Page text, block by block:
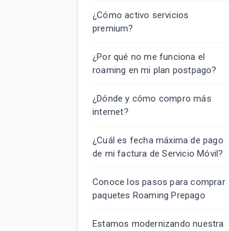
¿Cómo activo servicios
premium?
¿Por qué no me funciona el
roaming en mi plan postpago?
¿Dónde y cómo compro más
internet?
¿Cuál es fecha máxima de pago
de mi factura de Servicio Móvil?
Conoce los pasos para comprar
paquetes Roaming Prepago
Estamos modernizando nuestra